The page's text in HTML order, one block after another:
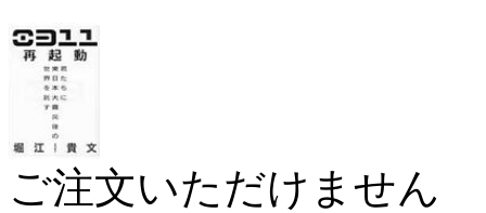
ご注文いただけません